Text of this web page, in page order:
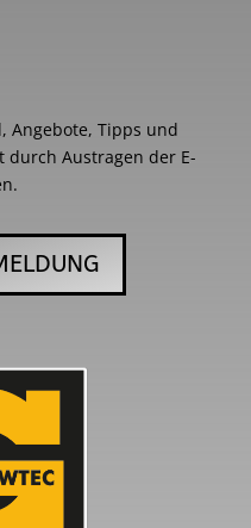
Angebote, Tipps und
durch Austragen der E-